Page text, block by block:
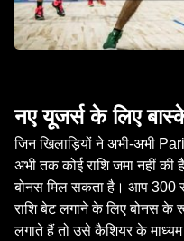
नए यूजर्स के लिए
जिन खिलाड़ियों ने अभी-अभी
अभी तक कोई राशि जमा नहीं की
बोनस मिल सकता है। आप 300
राशि बेट लगाने के लिए बोनस के
लगाते हैं तो उसे कैशियर के